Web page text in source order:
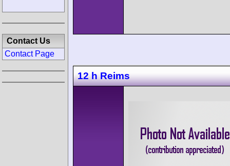
12 h Reims
Contact Us
Contact Page